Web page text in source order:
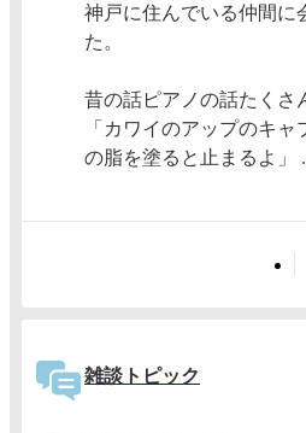
神戸に住んでいる仲間に
た。
昔の話ピアノの話たくさ
「カワイのアップのキ
の脂を塗ると止まるよ」
雑談トピック